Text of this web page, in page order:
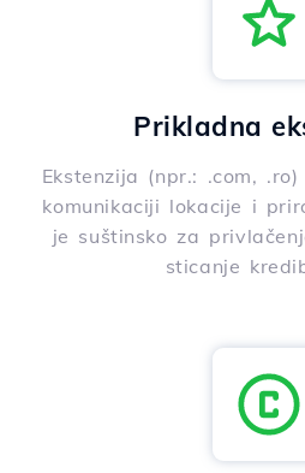
Prikladna
Ekstenzija (npr.: .com,
komunikaciji lokacije i
je suštinsko za
sticanje